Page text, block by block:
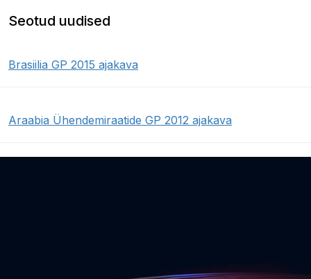
Seotud uudised
Brasiilia GP 2015 ajakava
Araabia Ühendemiraatide GP 2012 ajakava